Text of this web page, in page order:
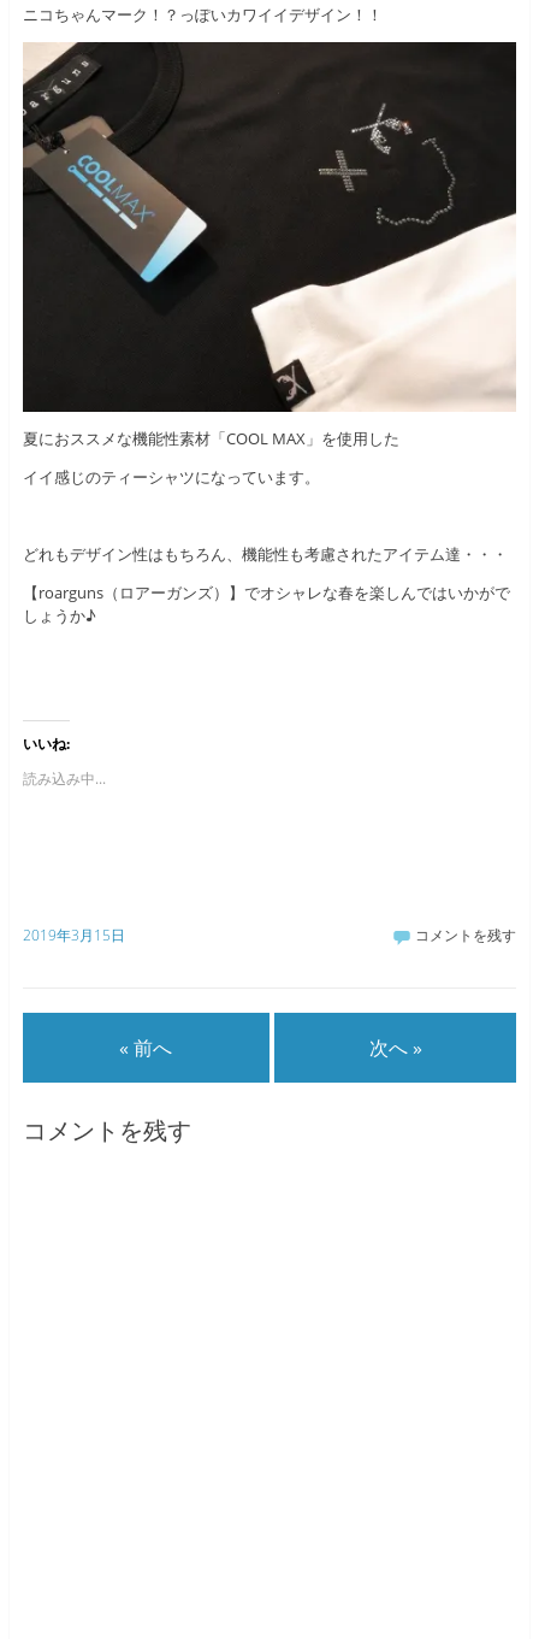
ニコちゃんマーク！？っぽいカワイイデザイン！！
夏におススメな機能性素材「COOL MAX」を使用した
イイ感じのティーシャツになっています。
どれもデザイン性はもちろん、機能性も考慮されたアイテム達・・・
【roarguns（ロアーガンズ）】でオシャレな春を楽しんではいかがで
しょうか♪
いいね:
読み込み中...
2019年3月15日 コメントを残す
« 前へ 次へ »
コメントを残す